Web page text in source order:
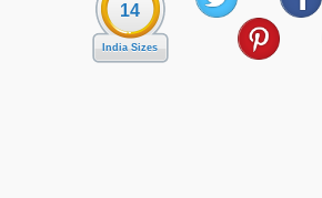
14
India Sizes